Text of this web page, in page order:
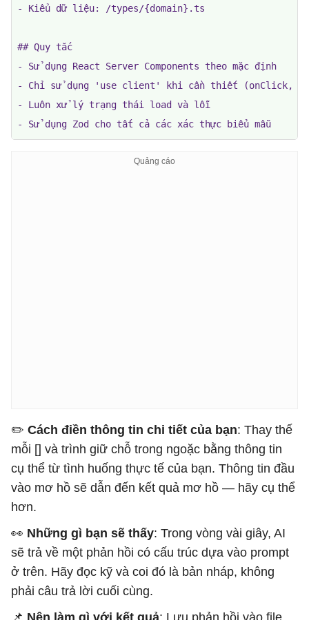
- Kiểu dữ liệu: /types/{domain}.ts
## Quy tắc
- Sử dụng React Server Components theo mặc định
- Chỉ sử dụng 'use client' khi cần thiết (onClick,
- Luôn xử lý trạng thái load và lỗi
- Sử dụng Zod cho tất cả các xác thực biểu mẫu
✏️ ​​Cách điền thông tin chi tiết của bạn: Thay thế
mỗi [] và trình giữ chỗ trong ngoặc bằng thông tin
cụ thể từ tình huống thực tế của bạn. Thông tin đầu
vào mơ hồ sẽ dẫn đến kết quả mơ hồ — hãy cụ thể
hơn.
👀 Những gì bạn sẽ thấy: Trong vòng vài giây, AI
sẽ trả về một phản hồi có cấu trúc dựa vào prompt
ở trên. Hãy đọc kỹ và coi đó là bản nháp, không
phải câu trả lời cuối cùng.
📌 Nên làm gì với kết quả: Lưu phản hồi vào file